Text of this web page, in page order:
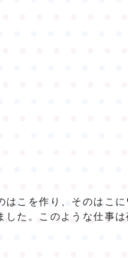
こを作り、そのはこ
た。このような仕事